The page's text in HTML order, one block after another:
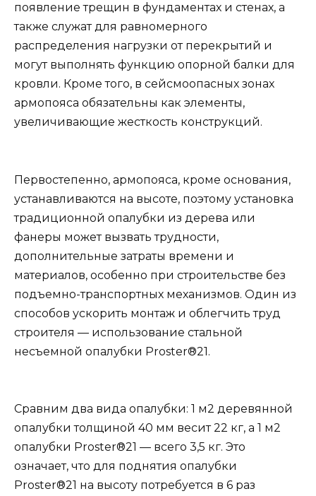
появление трещин в фундаментах и стенах, а
также служат для равномерного
распределения нагрузки от перекрытий и
могут выполнять функцию опорной балки для
кровли. Кроме того, в сейсмоопасных зонах
армопояса обязательны как элементы,
увеличивающие жесткость конструкций.
Первостепенно, армопояса, кроме основания,
устанавливаются на высоте, поэтому установка
традиционной опалубки из дерева или
фанеры может вызвать трудности,
дополнительные затраты времени и
материалов, особенно при строительстве без
подъемно-транспортных механизмов. Один из
способов ускорить монтаж и облегчить труд
строителя — использование стальной
несъемной опалубки Proster®21.
Сравним два вида опалубки: 1 м2 деревянной
опалубки толщиной 40 мм весит 22 кг, а 1 м2
опалубки Proster®21 — всего 3,5 кг. Это
означает, что для поднятия опалубки
Proster®21 на высоту потребуется в 6 раз